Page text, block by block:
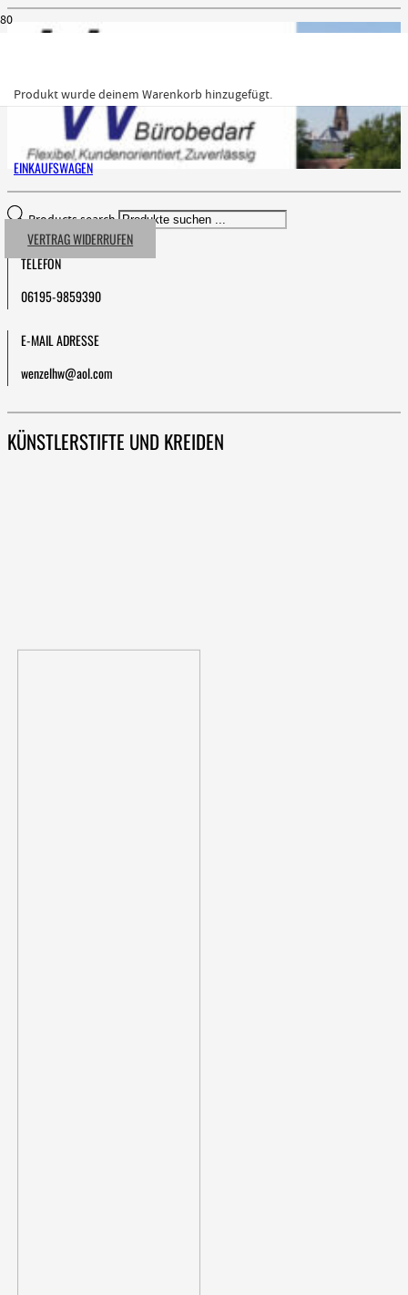
Produktwurde deinem Warenkorb hinzugefügt.
EINKAUFSWAGEN
VERTRAG WIDERRUFEN
Products search
TELEFON
06195-9859390
E-MAIL ADRESSE
wenzelhw@aol.com
KÜNSTLERSTIFTE UND KREIDEN